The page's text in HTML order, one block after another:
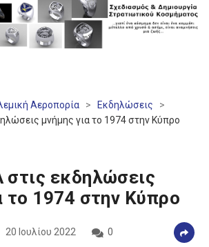
Αεροπορία > Εκδηλώσεις
>
μνήμης για το 1974 στην Κύπρο
εκδηλώσεις
το 1974 στην Κύπρο
20 Ιουλίου 2022 0